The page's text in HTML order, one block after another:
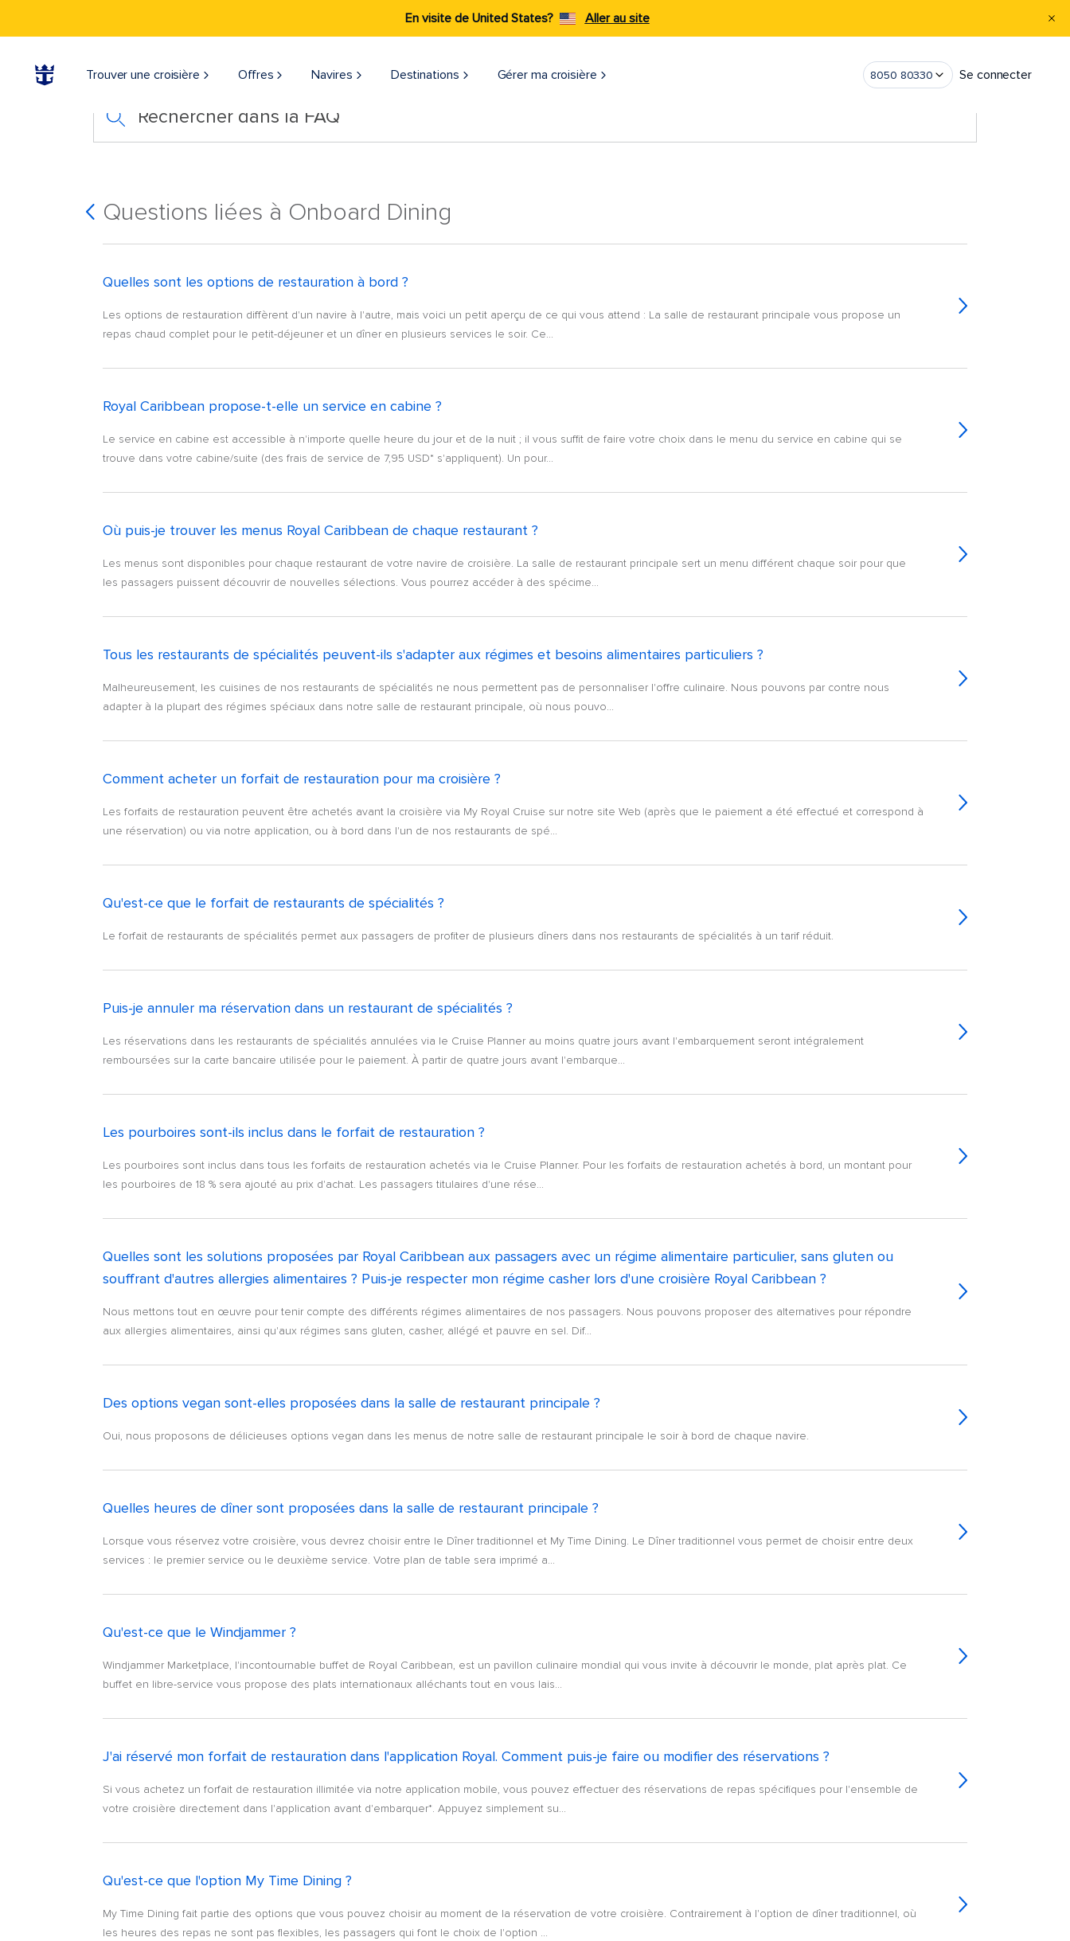
En visite de United States? Aller au site
Trouver une croisière Offres Navires Destinations Gérer ma croisière 8050 80330 Se connecter
Rechercher dans la FAQ
Questions liées à Onboard Dining
Quelles sont les options de restauration à bord ?
Les options de restauration diffèrent d'un navire à l'autre, mais voici un petit aperçu de ce qui vous attend : La salle de restaurant principale vous propose un
repas chaud complet pour le petit-déjeuner et un dîner en plusieurs services le soir. Ce...
Royal Caribbean propose-t-elle un service en cabine ?
Le service en cabine est accessible à n'importe quelle heure du jour et de la nuit ; il vous suffit de faire votre choix dans le menu du service en cabine qui se
trouve dans votre cabine/suite (des frais de service de 7,95 USD* s'appliquent). Un pour...
Où puis-je trouver les menus Royal Caribbean de chaque restaurant ?
Les menus sont disponibles pour chaque restaurant de votre navire de croisière. La salle de restaurant principale sert un menu différent chaque soir pour que
les passagers puissent découvrir de nouvelles sélections. Vous pourrez accéder à des spécime...
Tous les restaurants de spécialités peuvent-ils s'adapter aux régimes et besoins alimentaires particuliers ?
Malheureusement, les cuisines de nos restaurants de spécialités ne nous permettent pas de personnaliser l'offre culinaire. Nous pouvons par contre nous
adapter à la plupart des régimes spéciaux dans notre salle de restaurant principale, où nous pouvo...
Comment acheter un forfait de restauration pour ma croisière ?
Les forfaits de restauration peuvent être achetés avant la croisière via My Royal Cruise sur notre site Web (après que le paiement a été effectué et correspond à
une réservation) ou via notre application, ou à bord dans l'un de nos restaurants de spé...
Qu'est-ce que le forfait de restaurants de spécialités ?
Le forfait de restaurants de spécialités permet aux passagers de profiter de plusieurs dîners dans nos restaurants de spécialités à un tarif réduit.
Puis-je annuler ma réservation dans un restaurant de spécialités ?
Les réservations dans les restaurants de spécialités annulées via le Cruise Planner au moins quatre jours avant l'embarquement seront intégralement
remboursées sur la carte bancaire utilisée pour le paiement. À partir de quatre jours avant l'embarque...
Les pourboires sont-ils inclus dans le forfait de restauration ?
Les pourboires sont inclus dans tous les forfaits de restauration achetés via le Cruise Planner. Pour les forfaits de restauration achetés à bord, un montant pour
les pourboires de 18 % sera ajouté au prix d'achat. Les passagers titulaires d'une rése...
Quelles sont les solutions proposées par Royal Caribbean aux passagers avec un régime alimentaire particulier, sans gluten ou
souffrant d'autres allergies alimentaires ? Puis-je respecter mon régime casher lors d'une croisière Royal Caribbean ?
Nous mettons tout en œuvre pour tenir compte des différents régimes alimentaires de nos passagers. Nous pouvons proposer des alternatives pour répondre
aux allergies alimentaires, ainsi qu'aux régimes sans gluten, casher, allégé et pauvre en sel. Dif...
Des options vegan sont-elles proposées dans la salle de restaurant principale ?
Oui, nous proposons de délicieuses options vegan dans les menus de notre salle de restaurant principale le soir à bord de chaque navire.
Quelles heures de dîner sont proposées dans la salle de restaurant principale ?
Lorsque vous réservez votre croisière, vous devrez choisir entre le Dîner traditionnel et My Time Dining. Le Dîner traditionnel vous permet de choisir entre deux
services : le premier service ou le deuxième service. Votre plan de table sera imprimé a...
Qu'est-ce que le Windjammer ?
Windjammer Marketplace, l'incontournable buffet de Royal Caribbean, est un pavillon culinaire mondial qui vous invite à découvrir le monde, plat après plat. Ce
buffet en libre-service vous propose des plats internationaux alléchants tout en vous lais...
J'ai réservé mon forfait de restauration dans l'application Royal. Comment puis-je faire ou modifier des réservations ?
Si vous achetez un forfait de restauration illimitée via notre application mobile, vous pouvez effectuer des réservations de repas spécifiques pour l'ensemble de
votre croisière directement dans l'application avant d'embarquer*. Appuyez simplement su...
Qu'est-ce que l'option My Time Dining ?
My Time Dining fait partie des options que vous pouvez choisir au moment de la réservation de votre croisière. Contrairement à l'option de dîner traditionnel, où
les heures des repas ne sont pas flexibles, les passagers qui font le choix de l'option ...